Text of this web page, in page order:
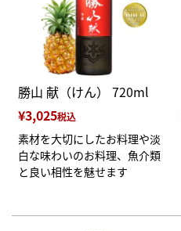
勝山 献（けん） 720ml
¥3,025税込
素材を大切にしたお料理や淡
白な味わいのお料理、魚介類
と良い相性を魅せます